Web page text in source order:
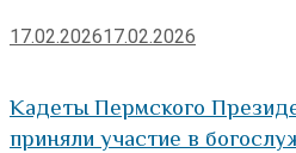
17.02.202617.02.2026
Кадеты Пермского
приняли участие в